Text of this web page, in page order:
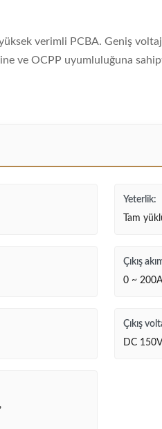
verimli PCBA. Geniş
ve OCPP uyumluluğuna
Yeterlik:
Tam
Çıkış
0 ~
Çıkış
DC
,